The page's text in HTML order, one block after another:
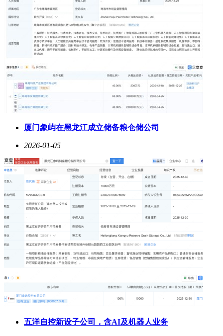
厦门象屿在黑龙江成立储备粮仓储公司
2026-01-05
五洋自控新设子公司，含AI及机器人业务